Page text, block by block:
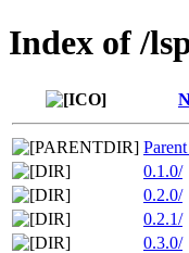
Index of /
0.1.0/
0.2.0/
0.2.1/
0.3.0/